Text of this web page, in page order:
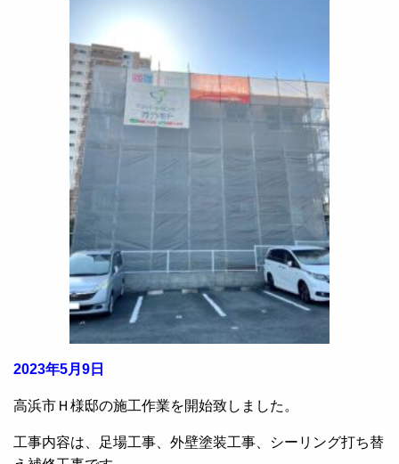
2023年5月9日
高浜市Ｈ様邸の施工作業を開始致しました。
工事内容は、足場工事、外壁塗装工事、シーリング打ち替